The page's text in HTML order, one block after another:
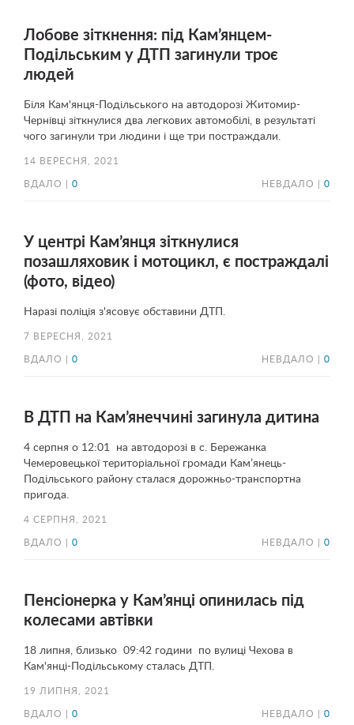
Лобове зіткнення: під Кам’янцем-
Подільським у ДТП загинули троє
людей
Біля Кам'янця-Подільського на автодорозі Житомир-
Чернівці зіткнулися два легкових автомобілі, в результаті
чого загинули три людини і ще три постраждали.
14 ВЕРЕСНЯ, 2021
ВДАЛО | 0 НЕВДАЛО | 0
У центрі Кам’янця зіткнулися
позашляховик і мотоцикл, є постраждалі
(фото, відео)
Наразі поліція з'ясовує обставини ДТП.
7 ВЕРЕСНЯ, 2021
ВДАЛО | 0 НЕВДАЛО | 0
В ДТП на Кам’янеччині загинула дитина
4 серпня о 12:01 на автодорозі в с. Бережанка
Чемеровецької територіальної громади Кам’янець-
Подільського району сталася дорожньо-транспортна
пригода.
4 СЕРПНЯ, 2021
ВДАЛО | 0 НЕВДАЛО | 0
Пенсіонерка у Кам’янці опинилась під
колесами автівки
18 липня, близько 09:42 години по вулиці Чехова в
Кам'янці-Подільському сталась ДТП.
19 ЛИПНЯ, 2021
ВДАЛО | 0 НЕВДАЛО | 0